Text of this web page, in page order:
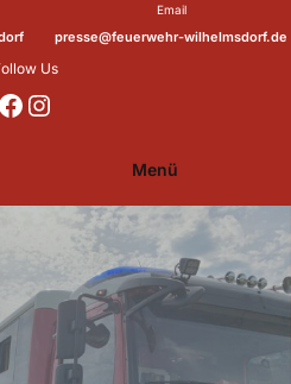
Email
presse@feuerwehr-wilhelmsdorf.de
Us
https://www.facebook.com/p/Feuerwehr-Wilhelmsdorf-Mfr-100041655560073/?locale=de_DE https://www.instagram.com/feuerwehr_wilhelmsdorf_mfr/
Menü